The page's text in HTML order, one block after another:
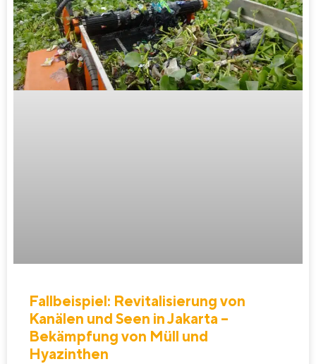
Fallbeispiel: Revitalisierung von
Kanälen und Seen in Jakarta –
Bekämpfung von Müll und
Hyazinthen